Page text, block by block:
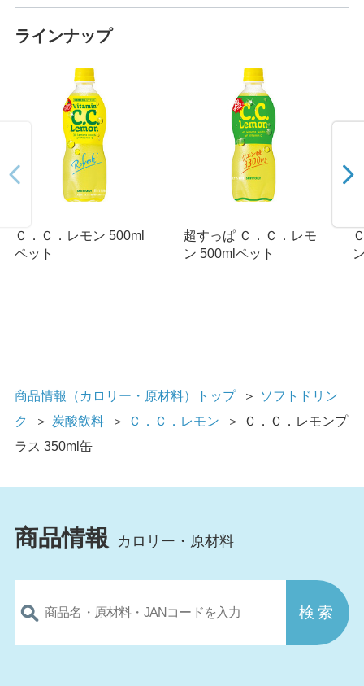
ラインナップ
Ｃ．Ｃ．レモン 500ml
ペット
超すっぱ Ｃ．Ｃ．レモ
ン 500mlペット
商品情報（カロリー・原材料）トップ ＞
ソフトドリン
ク
＞ 炭酸飲料 ＞ Ｃ．Ｃ．レモン ＞
Ｃ．Ｃ．レモンプ
ラス 350ml缶
商品情報 カロリー・原材料